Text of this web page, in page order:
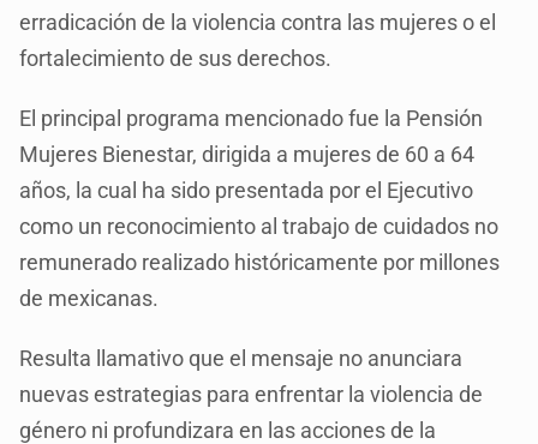
erradicación de la violencia contra las mujeres o el
fortalecimiento de sus derechos.
El principal programa mencionado fue la Pensión
Mujeres Bienestar, dirigida a mujeres de 60 a 64
años, la cual ha sido presentada por el Ejecutivo
como un reconocimiento al trabajo de cuidados no
remunerado realizado históricamente por millones
de mexicanas.
Resulta llamativo que el mensaje no anunciara
nuevas estrategias para enfrentar la violencia de
género ni profundizara en las acciones de la